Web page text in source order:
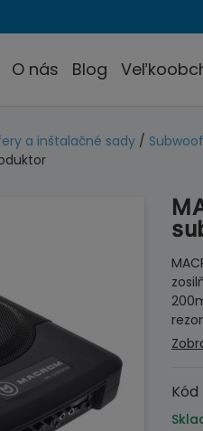
O nás Blog
a inštalačné sady /